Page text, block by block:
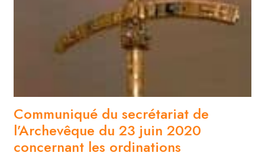
Communiqué du secrétariat de
l’Archevêque du 23 juin 2020
concernant les ordinations